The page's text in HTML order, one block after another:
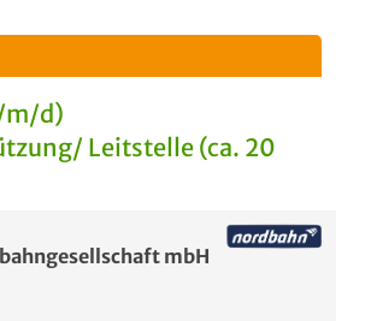
m/d)
Leitstelle (ca. 20
mbH